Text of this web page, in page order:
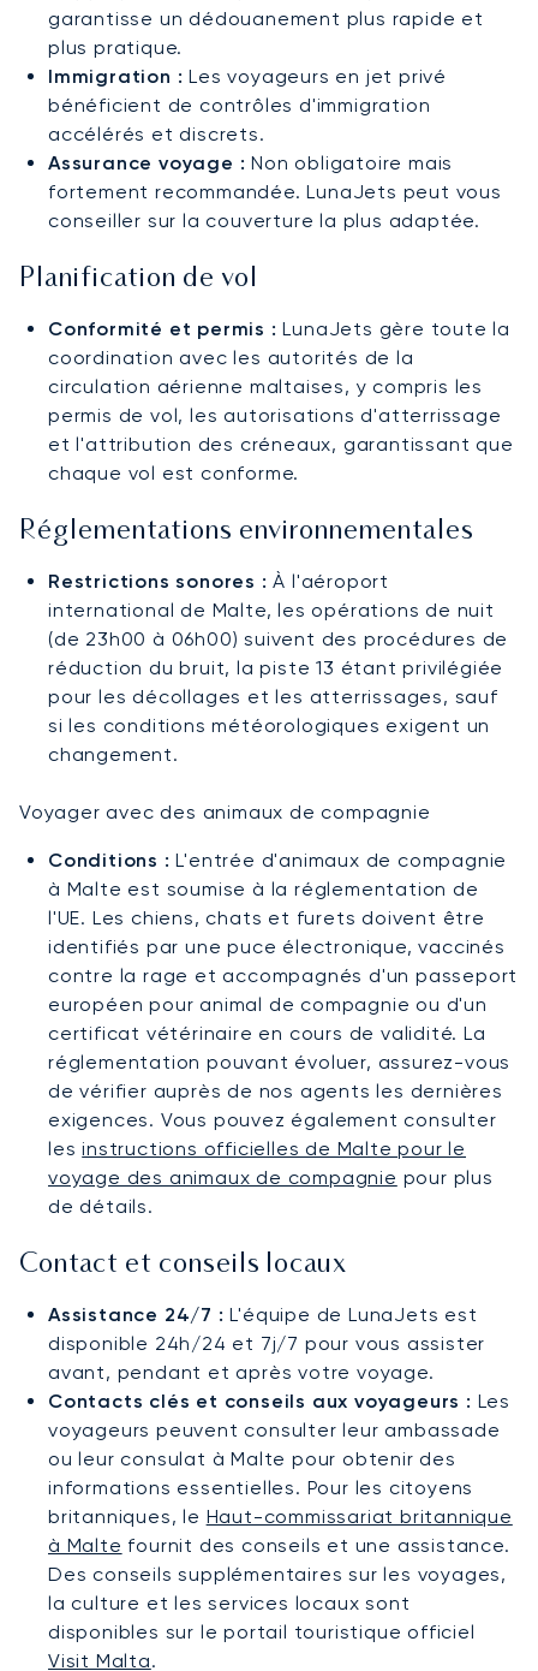
garantisse un dédouanement plus rapide et
plus pratique.
Immigration : Les voyageurs en jet privé
bénéficient de contrôles d'immigration
accélérés et discrets.
Assurance voyage : Non obligatoire mais
fortement recommandée. LunaJets peut vous
conseiller sur la couverture la plus adaptée.
Planification de vol
Conformité et permis : LunaJets gère toute la
coordination avec les autorités de la
circulation aérienne maltaises, y compris les
permis de vol, les autorisations d'atterrissage
et l'attribution des créneaux, garantissant que
chaque vol est conforme.
Réglementations environnementales
Restrictions sonores : À l'aéroport
international de Malte, les opérations de nuit
(de 23h00 à 06h00) suivent des procédures de
réduction du bruit, la piste 13 étant privilégiée
pour les décollages et les atterrissages, sauf
si les conditions météorologiques exigent un
changement.
Voyager avec des animaux de compagnie
Conditions : L'entrée d'animaux de compagnie
à Malte est soumise à la réglementation de
l'UE. Les chiens, chats et furets doivent être
identifiés par une puce électronique, vaccinés
contre la rage et accompagnés d'un passeport
européen pour animal de compagnie ou d'un
certificat vétérinaire en cours de validité. La
réglementation pouvant évoluer, assurez-vous
de vérifier auprès de nos agents les dernières
exigences. Vous pouvez également consulter
lesinstructions officielles de Malte pour le
voyage des animaux de compagnie pour plus
de détails.
Contact et conseils locaux
Assistance 24/7 : L'équipe de LunaJets est
disponible 24h/24 et 7j/7 pour vous assister
avant, pendant et après votre voyage.
Contacts clés et conseils aux voyageurs : Les
voyageurs peuvent consulter leur ambassade
ou leur consulat à Malte pour obtenir des
informations essentielles. Pour les citoyens
britanniques, le Haut-commissariat britannique
à Malte fournit des conseils et une assistance.
Des conseils supplémentaires sur les voyages,
la culture et les services locaux sont
disponibles sur le portail touristique officiel
Visit Malta.